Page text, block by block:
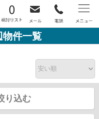
0
物件一覧
り込む